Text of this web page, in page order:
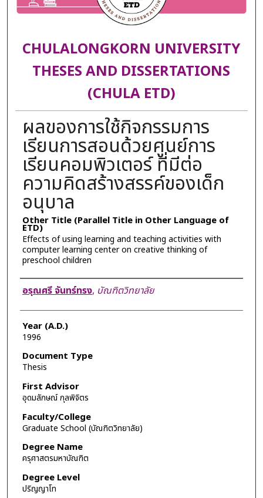
CHULALONGKORN UNIVERSITY
THESES AND DISSERTATIONS
(CHULA ETD)
ผลของการใช้กิจกรรมการ
เรียนการสอนด้วยศูนย์การ
เรียนคอมพิวเตอร์ ที่มีต่อ
ความคิดสร้างสรรค์ของเด็ก
อนุบาล
Other Title (Parallel Title in Other Language of
ETD)
Effects of using learning and teaching activities with
computer learning center on creative thinking of
preschool children
Author
อรุณศรี จันทร์ทรง, บัณฑิตวิทยาลัย
Year (A.D.)
1996
Document Type
Thesis
First Advisor
อุดมลักษณ์ กุลพิจิตร
Faculty/College
Graduate School (บัณฑิตวิทยาลัย)
Degree Name
ครุศาสตรมหาบัณฑิต
Degree Level
ปริญญาโท